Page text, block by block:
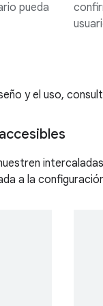
pueda
y el uso,
a la